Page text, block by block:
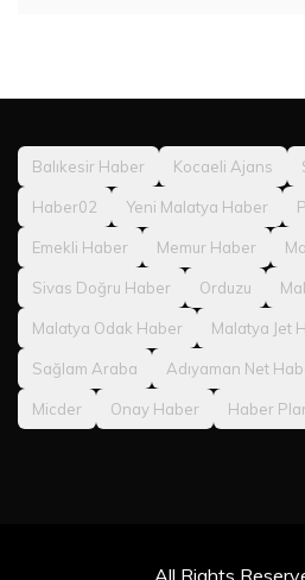
Balıkesir Haber Kocaeli Ajans
Haber02 Yeni Malatya Haber
Emekli Haber Memur Haber
Sivas Doğru Haber Orduzu
Malatya Odak Haber Malatya Jet
Sağlam Araba Adıyaman Net
Micder Onay Haber Haber
All Rights